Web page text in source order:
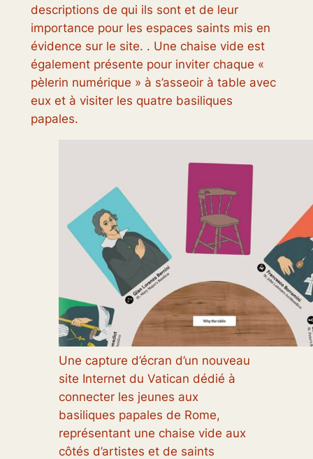
descriptions de qui ils sont et de leur
importance pour les espaces saints mis en
évidence sur le site. . Une chaise vide est
également présente pour inviter chaque «
pèlerin numérique » à s’asseoir à table avec
eux et à visiter les quatre basiliques
papales.
Une capture d’écran d’un nouveau
site Internet du Vatican dédié à
connecter les jeunes aux
basiliques papales de Rome,
représentant une chaise vide aux
côtés d’artistes et de saints